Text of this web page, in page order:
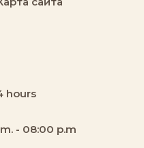
hours
- 08:00 p.m